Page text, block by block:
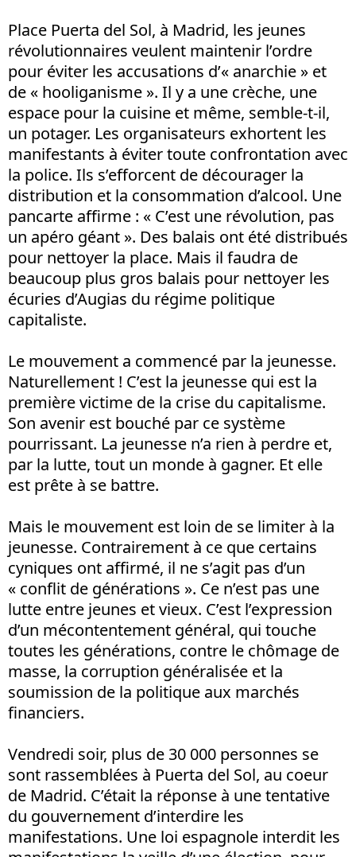
Place Puerta del Sol, à Madrid, les jeunes
révolutionnaires veulent maintenir l’ordre
pour éviter les accusations d’« anarchie » et
de « hooliganisme ». Il y a une crèche, une
espace pour la cuisine et même, semble-t-il,
un potager. Les organisateurs exhortent les
manifestants à éviter toute confrontation avec
la police. Ils s’efforcent de décourager la
distribution et la consommation d’alcool. Une
pancarte affirme : « C’est une révolution, pas
un apéro géant ». Des balais ont été distribués
pour nettoyer la place. Mais il faudra de
beaucoup plus gros balais pour nettoyer les
écuries d’Augias du régime politique
capitaliste.
Le mouvement a commencé par la jeunesse.
Naturellement ! C’est la jeunesse qui est la
première victime de la crise du capitalisme.
Son avenir est bouché par ce système
pourrissant. La jeunesse n’a rien à perdre et,
par la lutte, tout un monde à gagner. Et elle
est prête à se battre.
Mais le mouvement est loin de se limiter à la
jeunesse. Contrairement à ce que certains
cyniques ont affirmé, il ne s’agit pas d’un
« conflit de générations ». Ce n’est pas une
lutte entre jeunes et vieux. C’est l’expression
d’un mécontentement général, qui touche
toutes les générations, contre le chômage de
masse, la corruption généralisée et la
soumission de la politique aux marchés
financiers.
Vendredi soir, plus de 30 000 personnes se
sont rassemblées à Puerta del Sol, au coeur
de Madrid. C’était la réponse à une tentative
du gouvernement d’interdire les
manifestations. Une loi espagnole interdit les